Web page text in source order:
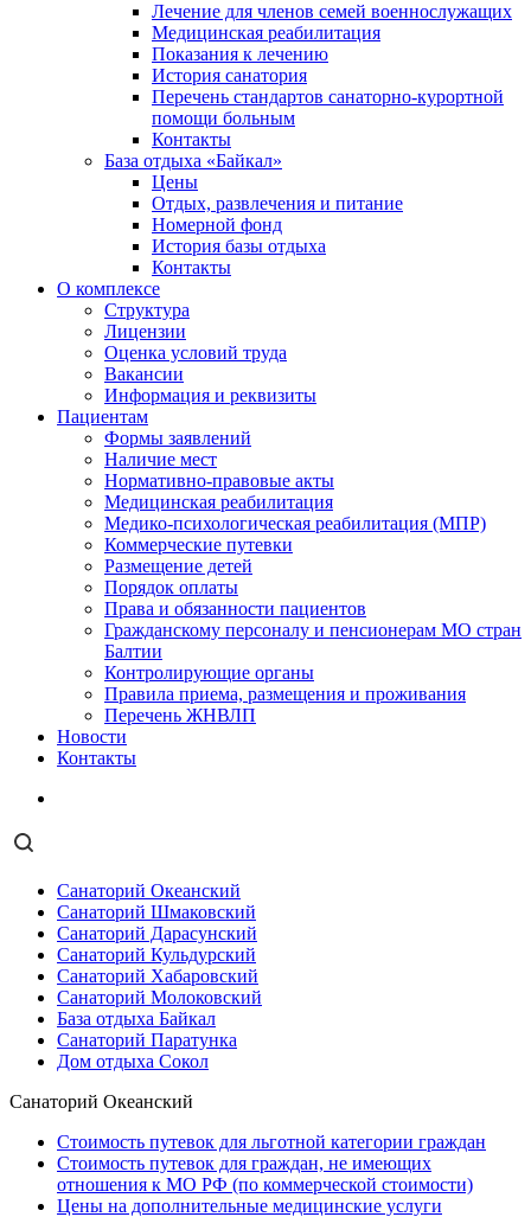
Лечение для членов семей военнослужащих
Медицинская реабилитация
Показания к лечению
История санатория
Перечень стандартов санаторно-курортной
помощи больным
Контакты
База отдыха «Байкал»
Цены
Отдых, развлечения и питание
Номерной фонд
История базы отдыха
Контакты
О комплексе
Структура
Лицензии
Оценка условий труда
Вакансии
Информация и реквизиты
Пациентам
Формы заявлений
Наличие мест
Нормативно-правовые акты
Медицинская реабилитация
Медико-психологическая реабилитация (МПР)
Коммерческие путевки
Размещение детей
Порядок оплаты
Права и обязанности пациентов
Гражданскому персоналу и пенсионерам МО стран
Балтии
Контролирующие органы
Правила приема, размещения и проживания
Перечень ЖНВЛП
Новости
Контакты
Санаторий Океанский
Санаторий Шмаковский
Санаторий Дарасунский
Санаторий Кульдурский
Санаторий Хабаровский
Санаторий Молоковский
База отдыха Байкал
Санаторий Паратунка
Дом отдыха Сокол
Санаторий Океанский
Стоимость путевок для льготной категории граждан
Стоимость путевок для граждан, не имеющих
отношения к МО РФ (по коммерческой стоимости)
Цены на дополнительные медицинские услуги